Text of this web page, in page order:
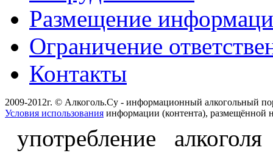
Размещение
Ограничение
Контакты
2009-2012г. © Алкоголь.Су - информационный алкогольный
Условия использования информации (контента), размещённой
употребление